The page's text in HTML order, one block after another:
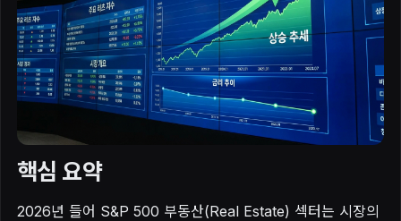
핵심 요약
2026년 들어 S&P 500 부동산(Real Estate) 섹터는 시장의